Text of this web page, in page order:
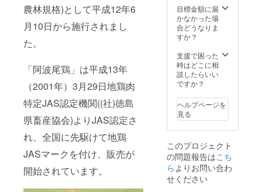
農林規格)として平成12年6
月10日から施行されまし
た。
「阿波尾鶏」は平成13年
（2001年）3月29日地鶏肉
特定JAS認定機関((社)徳島
県畜産協会)よりJAS認定さ
れ、全国に先駆けて地鶏
JASマークを付け、販売が
開始されています。
食塩相
当量
6.6g
表
示】
大豆・
小麦 ◆
名：塩
【原材
料名】
食塩
（国内
製
造）、
こしょ
料名】
鶏むね
肉（徳
【アレ
ルギー
表
示】
商品
名：阿
波尾鶏
皮串
料名】
鶏かわ
（徳島
県産）
料名】
鶏もも
肉（徳
【アレ
ルギー
表
示】
商品
名：阿
波尾鶏
むね正
材料
名】鶏
もも肉
（徳島
県産）
示】
鶏肉 ※
冷凍便
にて発
しま
す。
目標金額に届
かなかった場
合どうなりま
すか？
支援で困った
時はどこに相
談したらいい
ですか？
ヘルプページを
見る
このプロジェクト
の問題報告はこち
らよりお問い合わ
せください